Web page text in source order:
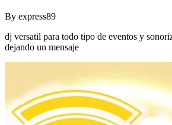
By express89
dj versatil para todo tipo de eventos y
dejando un mensaje